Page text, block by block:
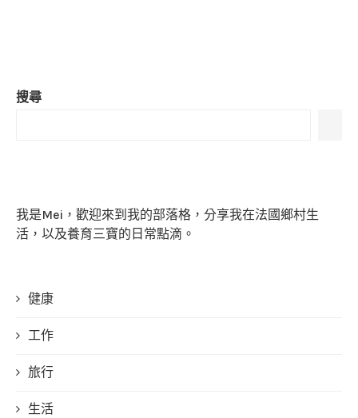
搜尋
我是Mei，歡迎來到我的部落格，分享我在法國鄉村生
活，以及養育三寶的日常點滴。
健康
工作
旅行
生活